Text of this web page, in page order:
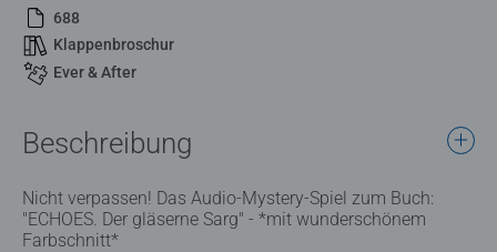
688
Klappenbroschur
Ever & After
Beschreibung
Nicht verpassen! Das Audio-Mystery-Spiel zum Buch:
"ECHOES. Der gläserne Sarg" - *mit wunderschönem
Farbschnitt*